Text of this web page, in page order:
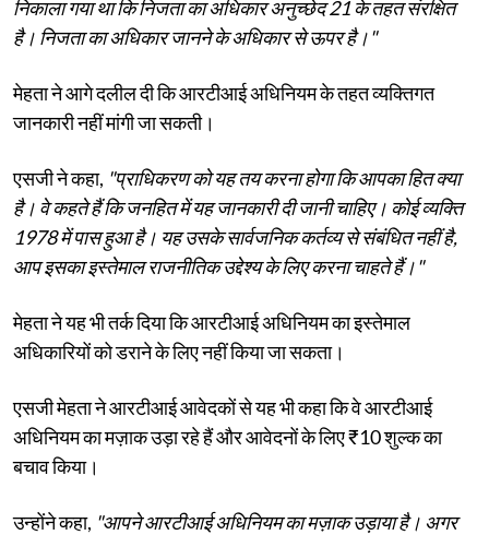
निकाला गया था कि निजता का अधिकार अनुच्छेद 21 के तहत संरक्षित
है। निजता का अधिकार जानने के अधिकार से ऊपर है।"
मेहता ने आगे दलील दी कि आरटीआई अधिनियम के तहत व्यक्तिगत
जानकारी नहीं मांगी जा सकती।
एसजी ने कहा, "प्राधिकरण को यह तय करना होगा कि आपका हित क्या
है। वे कहते हैं कि जनहित में यह जानकारी दी जानी चाहिए। कोई व्यक्ति
1978 में पास हुआ है। यह उसके सार्वजनिक कर्तव्य से संबंधित नहीं है,
आप इसका इस्तेमाल राजनीतिक उद्देश्य के लिए करना चाहते हैं।"
मेहता ने यह भी तर्क दिया कि आरटीआई अधिनियम का इस्तेमाल
अधिकारियों को डराने के लिए नहीं किया जा सकता।
एसजी मेहता ने आरटीआई आवेदकों से यह भी कहा कि वे आरटीआई
अधिनियम का मज़ाक उड़ा रहे हैं और आवेदनों के लिए ₹10 शुल्क का
बचाव किया।
उन्होंने कहा, "आपने आरटीआई अधिनियम का मज़ाक उड़ाया है। अगर